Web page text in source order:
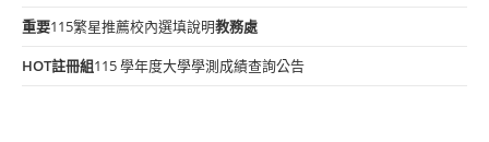
重要115繁星推薦校內選填說明教務處
HOT註冊組115 學年度大學學測成績查詢公告